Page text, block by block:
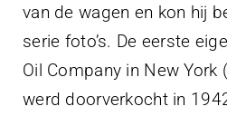
van de wagen en kon hij
serie foto’s. De eerste
Oil Company in New York
werd doorverkocht in